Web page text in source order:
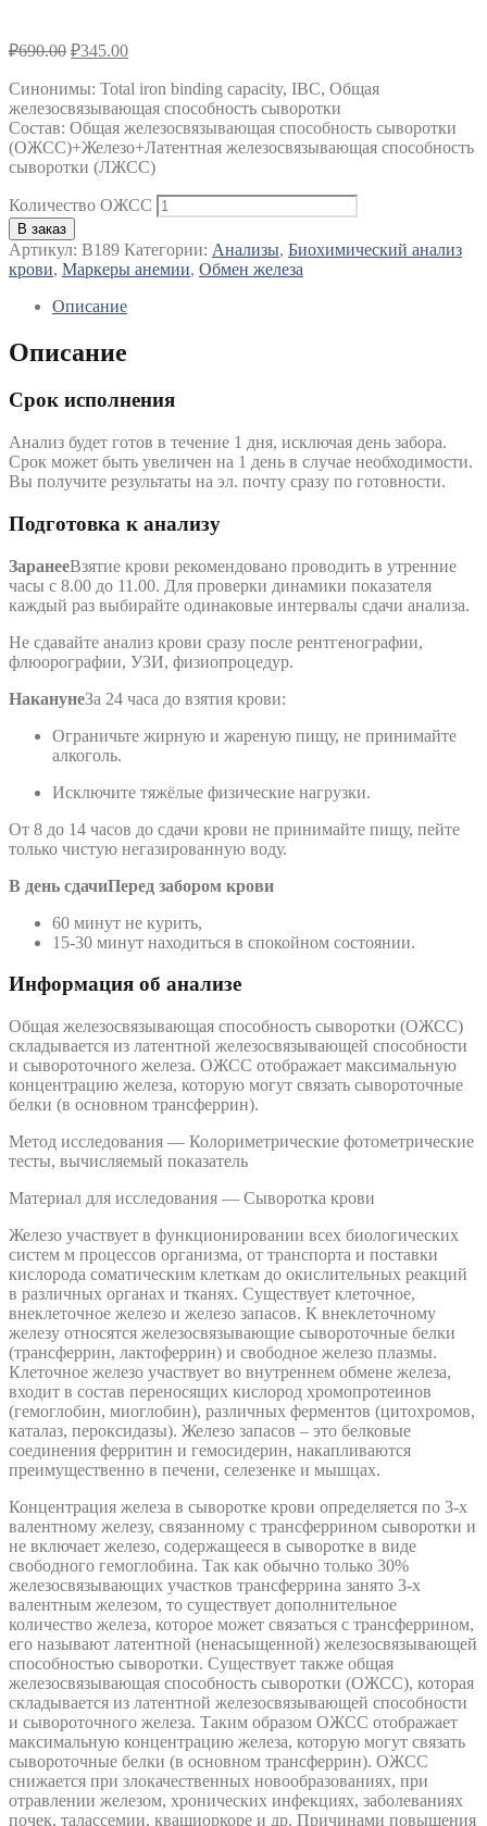
₽690.00 ₽345.00
Синонимы: Total iron binding capacity, IBC, Общая
железосвязывающая способность сыворотки
Состав: Общая железосвязывающая способность сыворотки
(ОЖСС)+Железо+Латентная железосвязывающая способность
сыворотки (ЛЖСС)
Количество ОЖСС
В заказ
Артикул: B189 Категории: Анализы, Биохимический анализ
крови, Маркеры анемии, Обмен железа
Описание
Описание
Срок исполнения
Анализ будет готов в течение 1 дня, исключая день забора.
Срок может быть увеличен на 1 день в случае необходимости.
Вы получите результаты на эл. почту сразу по готовности.
Подготовка к анализу
ЗаранееВзятие крови рекомендовано проводить в утренние
часы с 8.00 до 11.00. Для проверки динамики показателя
каждый раз выбирайте одинаковые интервалы сдачи анализа.
Не сдавайте анализ крови сразу после рентгенографии,
флюорографии, УЗИ, физиопроцедур.
НаканунеЗа 24 часа до взятия крови:
Ограничьте жирную и жареную пищу, не принимайте
алкоголь.
Исключите тяжёлые физические нагрузки.
От 8 до 14 часов до сдачи крови не принимайте пищу, пейте
только чистую негазированную воду.
В день сдачиПеред забором крови
60 минут не курить,
15-30 минут находиться в спокойном состоянии.
Информация об анализе
Общая железосвязывающая способность сыворотки (ОЖСС)
складывается из латентной железосвязывающей способности
и сывороточного железа. ОЖСС отображает максимальную
концентрацию железа, которую могут связать сывороточные
белки (в основном трансферрин).
Метод исследования — Колориметрические фотометрические
тесты, вычисляемый показатель
Материал для исследования — Сыворотка крови
Железо участвует в функционировании всех биологических
систем м процессов организма, от транспорта и поставки
кислорода соматическим клеткам до окислительных реакций
в различных органах и тканях. Существует клеточное,
внеклеточное железо и железо запасов. К внеклеточному
железу относятся железосвязывающие сывороточные белки
(трансферрин, лактоферрин) и свободное железо плазмы.
Клеточное железо участвует во внутреннем обмене железа,
входит в состав переносящих кислород хромопротеинов
(гемоглобин, миоглобин), различных ферментов (цитохромов,
каталаз, пероксидазы). Железо запасов – это белковые
соединения ферритин и гемосидерин, накапливаются
преимущественно в печени, селезенке и мышцах.
Концентрация железа в сыворотке крови определяется по 3-х
валентному железу, связанному с трансферрином сыворотки и
не включает железо, содержащееся в сыворотке в виде
свободного гемоглобина. Так как обычно только 30%
железосвязывающих участков трансферрина занято 3-х
валентным железом, то существует дополнительное
количество железа, которое может связаться с трансферрином,
его называют латентной (ненасыщенной) железосвязывающей
способностью сыворотки. Существует также общая
железосвязывающая способность сыворотки (ОЖСС), которая
складывается из латентной железосвязывающей способности
и сывороточного железа. Таким образом ОЖСС отображает
максимальную концентрацию железа, которую могут связать
сывороточные белки (в основном трансферрин). ОЖСС
снижается при злокачественных новообразованиях, при
отравлении железом, хронических инфекциях, заболеваниях
почек, талассемии, квашиоркоре и др. Причинами повышения